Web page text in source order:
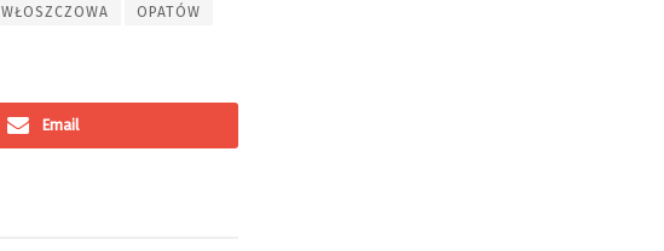
WŁOSZCZOWA OPATÓW
Email